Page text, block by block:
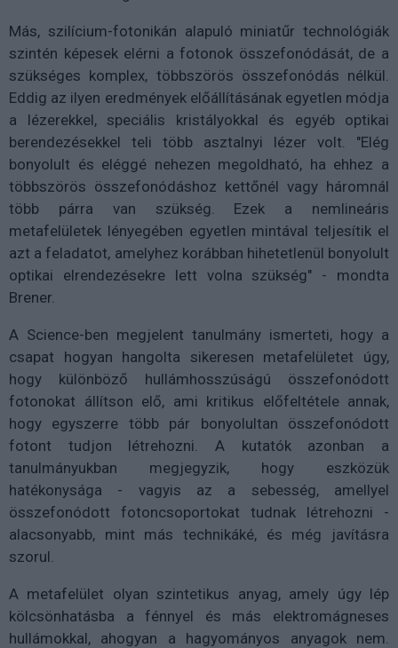
Más, szilícium-fotonikán alapuló miniatűr technológiák
szintén képesek elérni a fotonok összefonódását, de a
szükséges komplex, többszörös összefonódás nélkül.
Eddig az ilyen eredmények előállításának egyetlen módja
a lézerekkel, speciális kristályokkal és egyéb optikai
berendezésekkel teli több asztalnyi lézer volt. "Elég
bonyolult és eléggé nehezen megoldható, ha ehhez a
többszörös összefonódáshoz kettőnél vagy háromnál
több párra van szükség. Ezek a nemlineáris
metafelületek lényegében egyetlen mintával teljesítik el
azt a feladatot, amelyhez korábban hihetetlenül bonyolult
optikai elrendezésekre lett volna szükség" - mondta
Brener.
A Science-ben megjelent tanulmány ismerteti, hogy a
csapat hogyan hangolta sikeresen metafelületet úgy,
hogy különböző hullámhosszúságú összefonódott
fotonokat állítson elő, ami kritikus előfeltétele annak,
hogy egyszerre több pár bonyolultan összefonódott
fotont tudjon létrehozni. A kutatók azonban a
tanulmányukban megjegyzik, hogy eszközük
hatékonysága - vagyis az a sebesség, amellyel
összefonódott fotoncsoportokat tudnak létrehozni -
alacsonyabb, mint más technikáké, és még javításra
szorul.
A metafelület olyan szintetikus anyag, amely úgy lép
kölcsönhatásba a fénnyel és más elektromágneses
hullámokkal, ahogyan a hagyományos anyagok nem.